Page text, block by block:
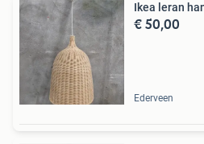
Ikea leran
€ 50,00
Ederveen